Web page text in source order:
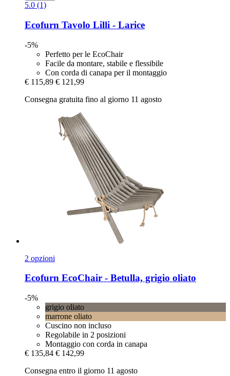
5.0 (1)
Ecofurn Tavolo Lilli -​ Larice
-5%
Perfetto per le EcoChair
Facile da montare, stabile e flessibile
Con corda di canapa per il montaggio
€ 115,89 € 121,99
Consegna gratuita fino al giorno 11 agosto
2 opzioni
Ecofurn EcoChair -​ Betulla, grigio oliato
-5%
grigio oliato
marrone oliato
Cuscino non incluso
Regolabile in 2 posizioni
Montaggio con corda in canapa
€ 135,84 € 142,99
Consegna entro il giorno 11 agosto